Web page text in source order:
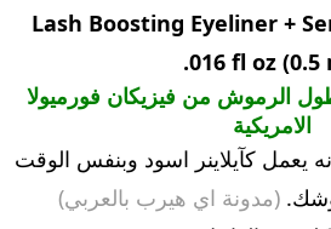
Lash Boosting Eyeliner +
.016 fl oz (0.5
الرموش من فيزيكان فورميولا
الامريكية
يسمونه 2 في 1 لانه يعمل كآيلاينر اسود وبنفس الوقت
(مدونة اي هيرب بالعربي)